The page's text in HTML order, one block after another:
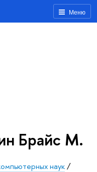
Меню
Брайс М.
наук/